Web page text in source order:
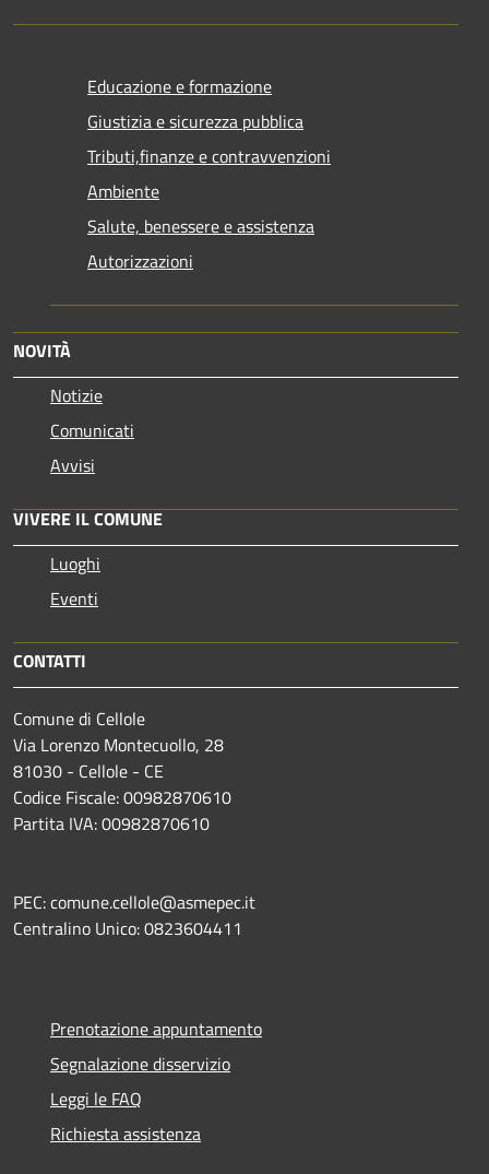
Educazione e formazione
Giustizia e sicurezza pubblica
Tributi,finanze e contravvenzioni
Ambiente
Salute, benessere e assistenza
Autorizzazioni
NOVITÀ
Notizie
Comunicati
Avvisi
VIVERE IL COMUNE
Luoghi
Eventi
CONTATTI
Comune di Cellole
Via Lorenzo Montecuollo, 28
81030 - Cellole - CE
Codice Fiscale: 00982870610
Partita IVA: 00982870610
PEC: comune.cellole@asmepec.it
Centralino Unico: 0823604411
Prenotazione appuntamento
Segnalazione disservizio
Leggi le FAQ
Richiesta assistenza